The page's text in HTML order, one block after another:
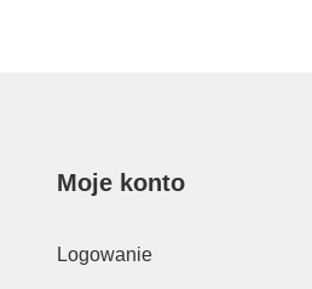
Moje konto
Logowanie